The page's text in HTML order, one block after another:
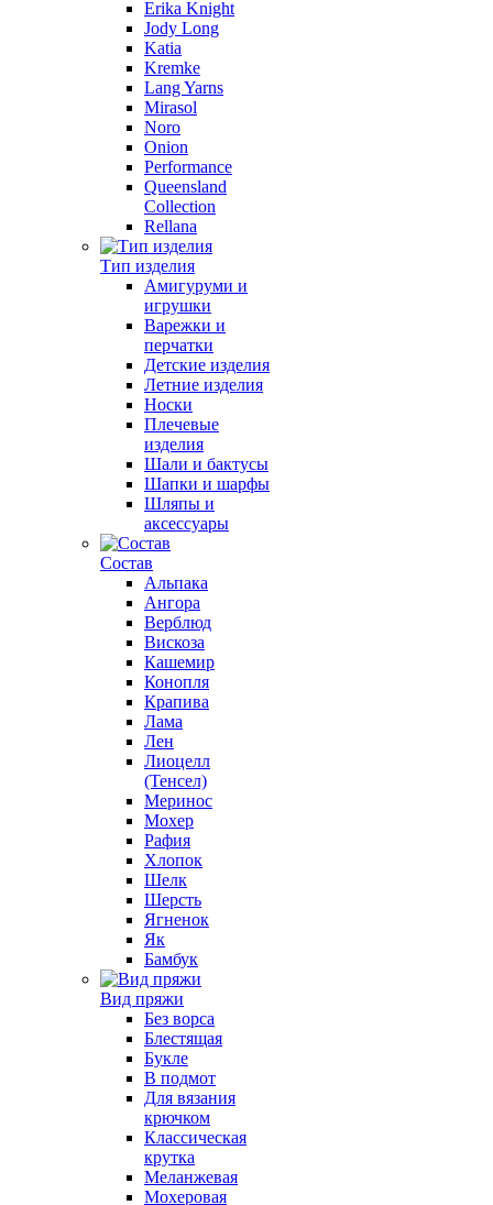
Erika Knight
Jody Long
Katia
Kremke
Lang Yarns
Mirasol
Noro
Onion
Performance
Queensland
Collection
Rellana
Тип изделия
Амигуруми и
игрушки
Варежки и
перчатки
Детские изделия
Летние изделия
Носки
Плечевые
изделия
Шали и бактусы
Шапки и шарфы
Шляпы и
аксессуары
Состав
Альпака
Ангора
Верблюд
Вискоза
Кашемир
Конопля
Крапива
Лама
Лен
Лиоцелл
(Тенсел)
Меринос
Мохер
Рафия
Хлопок
Шелк
Шерсть
Ягненок
Як
Бамбук
Вид пряжи
Без ворса
Блестящая
Букле
В подмот
Для вязания
крючком
Классическая
крутка
Меланжевая
Мохеровая